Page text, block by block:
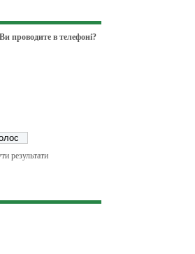
проводите в телефоні?
результати